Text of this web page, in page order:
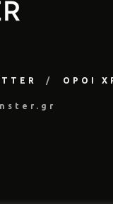
ΟΡΟΙ